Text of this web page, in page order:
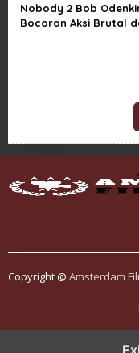
Nobody 2 Bob
Bocoran Aksi Brutal
Copyright @ Amsterdam